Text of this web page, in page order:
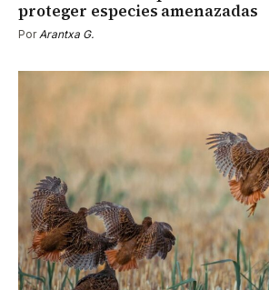
proteger especies amenazadas
PorArantxa G.